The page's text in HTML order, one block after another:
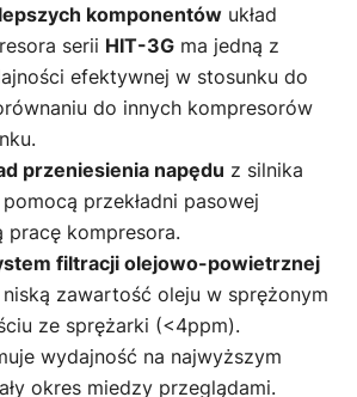
komponentów układ
serii HIT-3G ma jedną z
efektywnej w stosunku do
do innych kompresorów
przeniesienia napędu z silnika
przekładni pasowej
pracę kompresora.
filtracji olejowo-powietrznej
zawartość oleju w sprężonym
ze sprężarki (<4ppm).
wydajność na najwyższym
okres miedzy przeglądami.